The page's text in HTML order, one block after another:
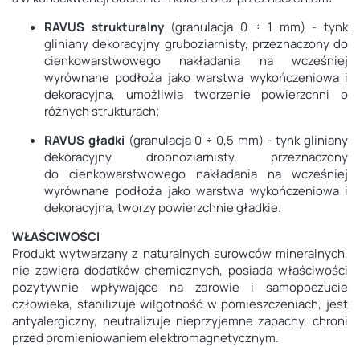
RAVUS strukturalny (granulacja 0 ÷ 1 mm) - tynk
gliniany dekoracyjny gruboziarnisty, przeznaczony do
cienkowarstwowego nakładania na wcześniej
wyrównane podłoża jako warstwa wykończeniowa i
dekoracyjna, umożliwia tworzenie powierzchni o
różnych strukturach;
RAVUS gładki (granulacja 0 ÷ 0,5 mm) - tynk gliniany
dekoracyjny drobnoziarnisty, przeznaczony
do cienkowarstwowego nakładania na wcześniej
wyrównane podłoża jako warstwa wykończeniowa i
dekoracyjna, tworzy powierzchnie gładkie.
WŁAŚCIWOŚCI
Produkt wytwarzany z naturalnych surowców mineralnych,
nie zawiera dodatków chemicznych, posiada właściwości
pozytywnie wpływające na zdrowie i samopoczucie
człowieka, stabilizuje wilgotność w pomieszczeniach, jest
antyalergiczny, neutralizuje nieprzyjemne zapachy, chroni
przed promieniowaniem elektromagnetycznym.